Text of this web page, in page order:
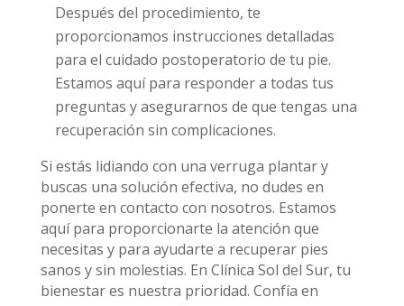
Después del procedimiento, te
proporcionamos instrucciones detalladas
para el cuidado postoperatorio de tu pie.
Estamos aquí para responder a todas tus
preguntas y asegurarnos de que tengas una
recuperación sin complicaciones.
Si estás lidiando con una verruga plantar y
buscas una solución efectiva, no dudes en
ponerte en contacto con nosotros. Estamos
aquí para proporcionarte la atención que
necesitas y para ayudarte a recuperar pies
sanos y sin molestias. En Clínica Sol del Sur, tu
bienestar es nuestra prioridad. Confía en